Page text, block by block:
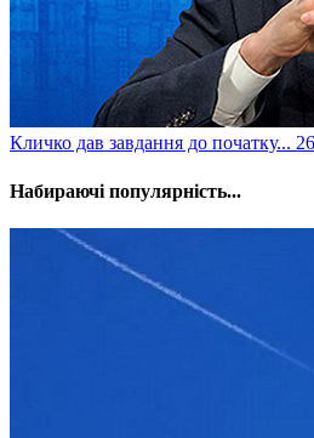
Кличко дав завдання до початку...
Набираючі популярність...